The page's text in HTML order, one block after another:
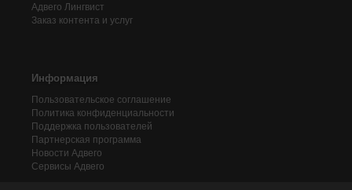
Адвего Лингвист
Заказ контента и услуг
Информация
Пользовательское соглашение
Политика конфиденциальности
Поддержка пользователей
Партнерская программа
Новости Адвего
Сервисы Адвего